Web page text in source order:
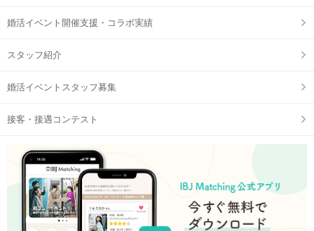
ンジがございます。
〒120-0034 東京都足立区千住4-20-13 織畑ビル1階
婚活イベント開催支援・コラボ実績
スタッフ紹介
婚活イベントスタッフ募集
接客・接遇コンテスト